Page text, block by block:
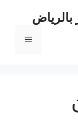
بالرياض
القائمة